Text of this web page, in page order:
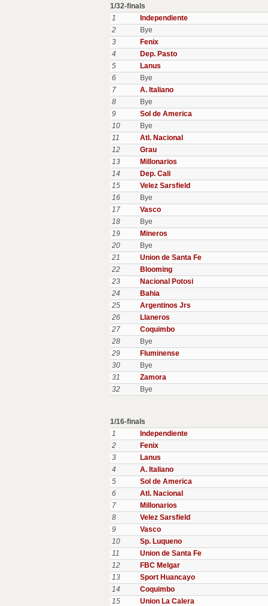
1/32-finals
1
Independiente
2
Bye
3
Fenix
4
Dep. Pasto
5
Lanus
6
Bye
7
A. Italiano
8
Bye
9
Sol de America
10
Bye
11
Atl. Nacional
12
Grau
13
Millonarios
14
Dep. Cali
15
Velez Sarsfield
16
Bye
17
Vasco
18
Bye
19
Mineros
20
Bye
21
Union de Santa Fe
22
Blooming
23
Nacional Potosi
24
Bahia
25
Argentinos Jrs
26
Llaneros
27
Coquimbo
28
Bye
29
Fluminense
30
Bye
31
Zamora
32
Bye
1/16-finals
1
Independiente
2
Fenix
3
Lanus
4
A. Italiano
5
Sol de America
6
Atl. Nacional
7
Millonarios
8
Velez Sarsfield
9
Vasco
10
Sp. Luqueno
11
Union de Santa Fe
12
FBC Melgar
13
Sport Huancayo
14
Coquimbo
15
Union La Calera